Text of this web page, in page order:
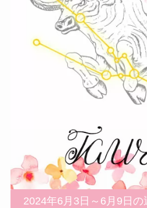
2024年6月3日～6月9日の